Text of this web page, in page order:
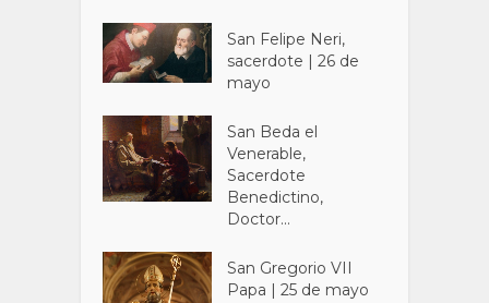
San Felipe Neri,
sacerdote | 26 de
mayo
San Beda el
Venerable,
Sacerdote
Benedictino,
Doctor...
San Gregorio VII
Papa | 25 de mayo